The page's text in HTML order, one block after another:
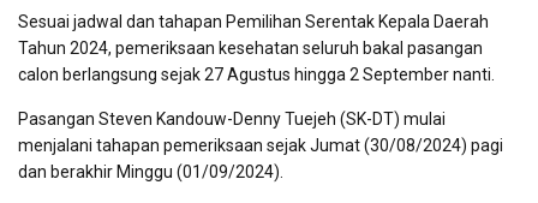
Sesuai jadwal dan tahapan Pemilihan Serentak Kepala Daerah
Tahun 2024, pemeriksaan kesehatan seluruh bakal pasangan
calon berlangsung sejak 27 Agustus hingga 2 September nanti.
Pasangan Steven Kandouw-Denny Tuejeh (SK-DT) mulai
menjalani tahapan pemeriksaan sejak Jumat (30/08/2024) pagi
dan berakhir Minggu (01/09/2024).